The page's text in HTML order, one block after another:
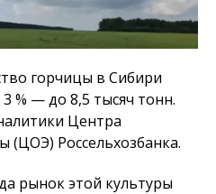
горчицы в Сибири
% — до 8,5 тысяч тонн.
Центра
(ЦОЭ) Россельхозбанка.
рынок этой культуры